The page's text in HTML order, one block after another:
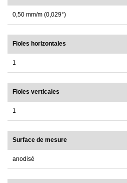
0,50 mm/m (0,029°)
Fioles horizontales
1
Fioles verticales
1
Surface de mesure
anodisé